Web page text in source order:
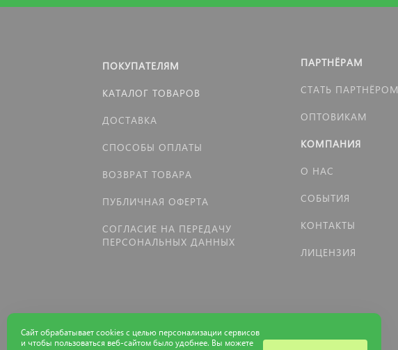
ПОКУПАТЕЛЯМ
КАТАЛОГ ТОВАРОВ
ДОСТАВКА
СПОСОБЫ ОПЛАТЫ
ВОЗВРАТ ТОВАРА
ПУБЛИЧНАЯ ОФЕРТА
СОГЛАСИЕ НА ПЕРЕДАЧУ
ПЕРСОНАЛЬНЫХ ДАННЫХ
ПАРТНЁРАМ
СТАТЬ ПАРТНЁРОМ
ОПТОВИКАМ
КОМПАНИЯ
О НАС
СОБЫТИЯ
КОНТАКТЫ
ЛИЦЕНЗИЯ
Сайт обрабатывает cookies с целью персонализации сервисов
и чтобы пользоваться веб-сайтом было удобнее. Вы можете